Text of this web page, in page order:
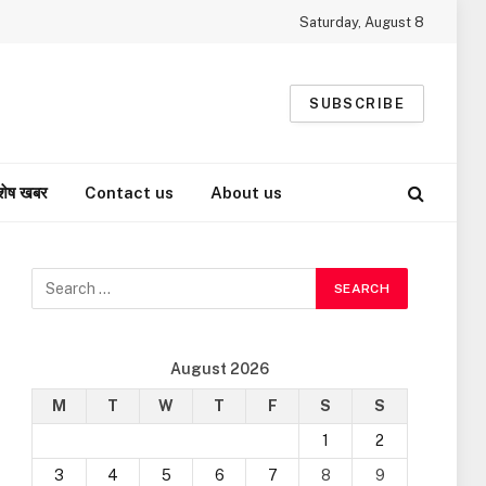
Saturday, August 8
SUBSCRIBE
खबर Contact us About us
August 2026
M T W T F S
S
1
2
3
4 5 6 7 8 9